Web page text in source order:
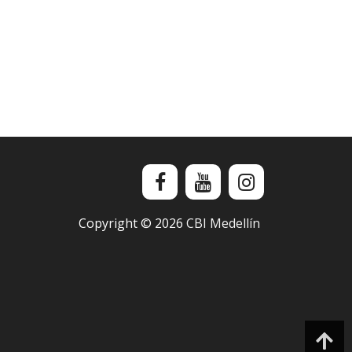
Copyright © 2026 CBI Medellín